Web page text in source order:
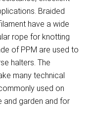
Braided
have a wide
rope for knotting
of PPM are used to
halters. The
many technical
used on
and garden and for